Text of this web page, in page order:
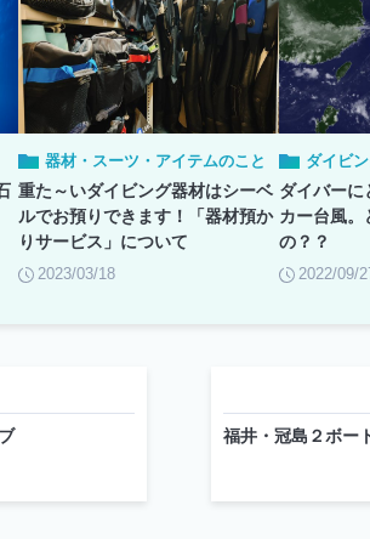
器材・スーツ・アイテムのこと
重た～いダイビング器材はシーベ
ルでお預りできます！「器材預か
りサービス」について
2023/03/18
ダイビ
ダイバーに
カー台風。
の？？
2022/09/
福井・冠島２ボー